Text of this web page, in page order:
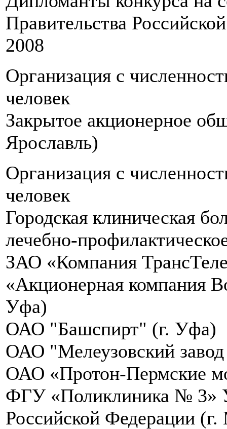
Правительства
2008
Организация с
человек
Закрытое акционерное
Ярославль)
Организация с
человек
Городская клиническая
лечебно-
ЗАО «Компания
«Акционерная компания
Уфа)
ОАО "Башспирт" (г. Уфа)
ОАО "Мелеузовский
ОАО «Протон-Пермские
ФГУ «Поликлиника № 3»
Российской Федерации